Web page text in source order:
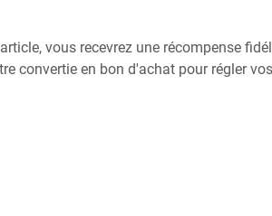
vous recevrez une récompense
convertie en bon d'achat pour régler